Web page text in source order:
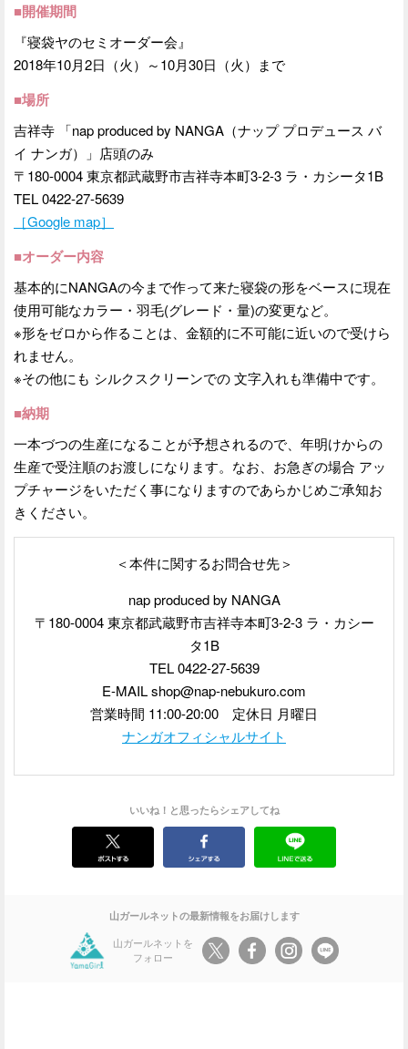
■開催期間
『寝袋ヤのセミオーダー会』
2018年10月2日（火）～10月30日（火）まで
■場所
吉祥寺 「nap produced by NANGA（ナップ プロデュース バ
イ ナンガ）」店頭のみ
〒180-0004 東京都武蔵野市吉祥寺本町3-2-3 ラ・カシータ1B
TEL 0422-27-5639
［Google map］
■オーダー内容
基本的にNANGAの今まで作って来た寝袋の形をベースに現在
使用可能なカラー・羽毛(グレード・量)の変更など。
※形をゼロから作ることは、金額的に不可能に近いので受けら
れません。
※その他にも シルクスクリーンでの 文字入れも準備中です。
■納期
一本づつの生産になることが予想されるので、年明けからの
生産で受注順のお渡しになります。なお、お急ぎの場合 アッ
プチャージをいただく事になりますのであらかじめご承知お
きください。
＜本件に関するお問合せ先＞
nap produced by NANGA
〒180-0004 東京都武蔵野市吉祥寺本町3-2-3 ラ・カシー
タ1B
TEL 0422-27-5639
E-MAIL shop@nap-nebukuro.com
営業時間 11:00-20:00 定休日 月曜日
ナンガオフィシャルサイト
いいね！と思ったらシェアしてね
山ガールネットの最新情報をお届けします
山ガールネットを
フォロー